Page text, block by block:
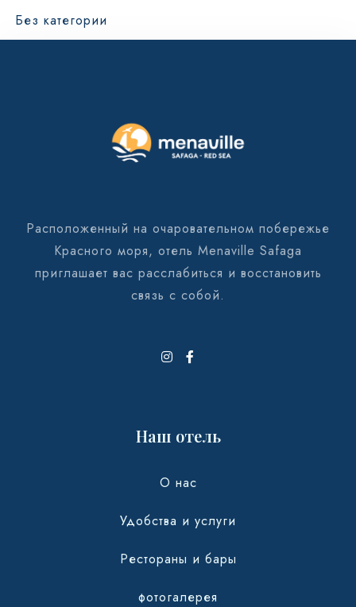
Без категории
Расположенный на очаровательном побережье
Красного моря, отель Menaville Safaga
приглашает вас расслабиться и восстановить
связь с собой.
Наш отель
О нас
Удобства и услуги
Рестораны и бары
фотогалерея